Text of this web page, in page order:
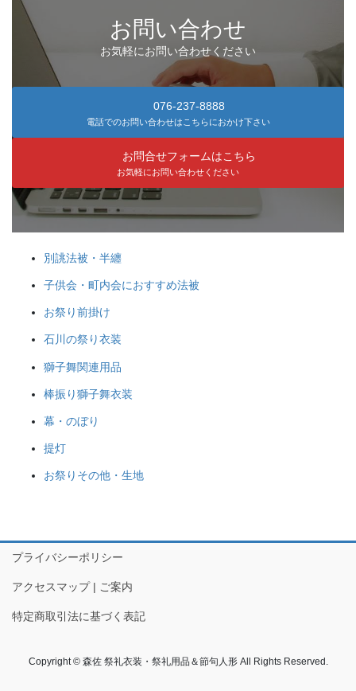
お問い合わせ
お気軽にお問い合わせください
076-237-8888
電話でのお問い合わせはこちらにおかけ下さい
お問合せフォームはこちら
お気軽にお問い合わせください
別誂法被・半纏
子供会・町内会におすすめ法被
お祭り前掛け
石川の祭り衣装
獅子舞関連用品
棒振り獅子舞衣装
幕・のぼり
提灯
お祭りその他・生地
プライバシーポリシー
アクセスマップ | ご案内
特定商取引法に基づく表記
Copyright © 森佐 祭礼衣装・祭礼用品＆節句人形 All Rights Reserved.